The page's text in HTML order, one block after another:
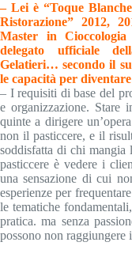
– Lei è “Toque
Ristorazione” 2012,
Master in
delegato ufficiale
Gelatieri… secondo il
le capacità per
– I requisiti di base del
e organizzazione. Stare
quinte a dirigere
non il pasticcere, e il
soddisfatta di chi mangia
pasticcere è vedere i
una sensazione di cui
esperienze per
le tematiche
pratica. ma senza
possono non raggiungere